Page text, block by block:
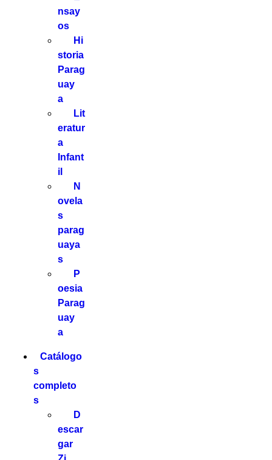
nsay
os
Hi
storia
Parag
uay
a
Lit
eratur
a
Infant
il
N
ovela
s
parag
uaya
s
P
oesia
Parag
uay
a
Catálogo
s
completo
s
D
escar
gar